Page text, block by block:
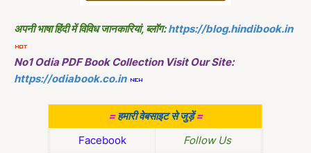
अपनी भाषा हिंदी में विविध जानकारियां, ब्लॉग: https://blog.hindibook.in
No1 Odia PDF Book Collection Visit Our Site:
https://odiabook.co.in
=हमारी वेबसाइट से जुड़ें=
Facebook
Follow Us